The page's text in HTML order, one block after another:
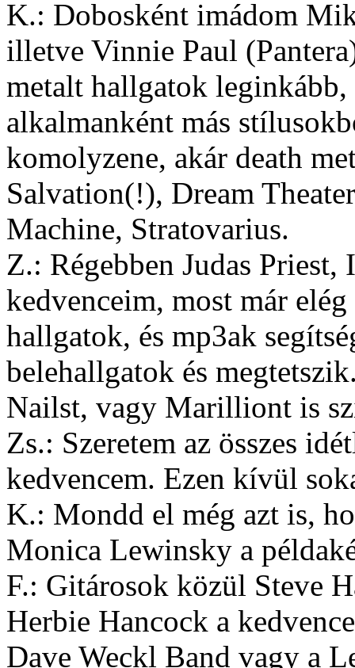
K.: Dobosként imádom
illetve Vinnie Paul
metalt hallgatok leginkább,
alkalmanként más
komolyzene, akár death
Salvation(!), Dream
Machine, Stratovarius.
Z.: Régebben Judas
kedvenceim, most már
hallgatok, és mp3ak
belehallgatok és
Nailst, vagy Marilliont is
Zs.: Szeretem az összes
kedvencem. Ezen kívül
K.: Mondd el még azt is,
Monica Lewinsky a
F.: Gitárosok közül Steve
Herbie Hancock a
Dave Weckl Band vagy a